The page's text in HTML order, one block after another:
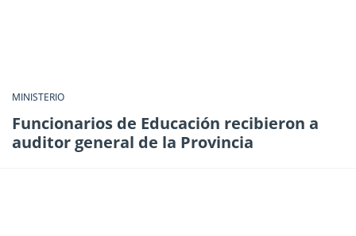
MINISTERIO
Funcionarios de Educación recibieron a
auditor general de la Provincia